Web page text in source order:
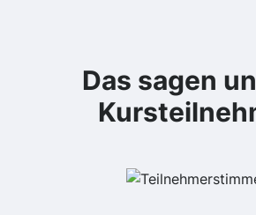
Das sagen